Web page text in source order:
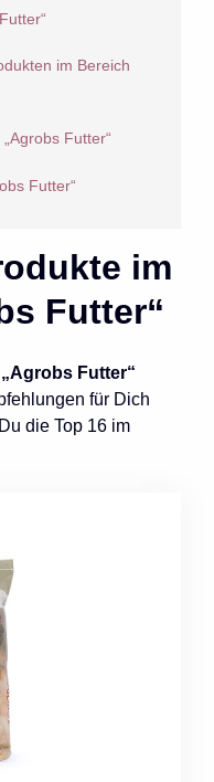
im Bereich
Futter“
Futter“
im
Futter“
„Agrobs Futter“
für Dich
die Top 16 im